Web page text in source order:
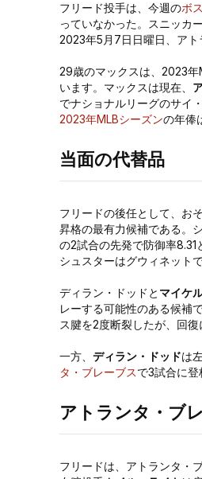
フリード投手は、今週のボ
っていなかった。スニッカ
2023年5月7日日曜日、アト
29歳のマックスは、2023年
います。マックスは現在、
でナショナルリーグのサイ
2023年MLBシーズンの年俸
当面の代替品
フリードの後任として、お
昇格の最有力候補である。
の2試合の先発で防御率8.31
シュスターはグウィネット
ディラン・ドッドと マイケ
レーする可能性のある候補
ス腱を2度断裂したが、回
一方、 ディラン・ドッドは
タ・ブレーブスで3試合に登
アトランタ・ブ
フリードは、アトランタ・